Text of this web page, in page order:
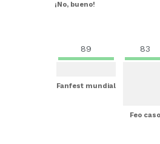
¡No, bueno!
89
Fanfest mundial
83
Feo caso